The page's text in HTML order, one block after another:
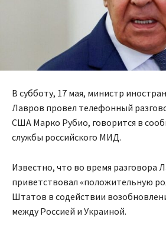
В субботу, 17 мая, министр
Лавров провел телефонный
США Марко Рубио, говорится в
службы российского МИД.
Известно, что во время разговора
приветствовал «положительную
Штатов в содействии
между Россией и Украиной.